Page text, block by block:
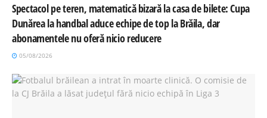
Spectacol pe teren, matematică bizară la casa de bilete: Cupa
Dunărea la handbal aduce echipe de top la Brăila, dar
abonamentele nu oferă nicio reducere
05/08/2026